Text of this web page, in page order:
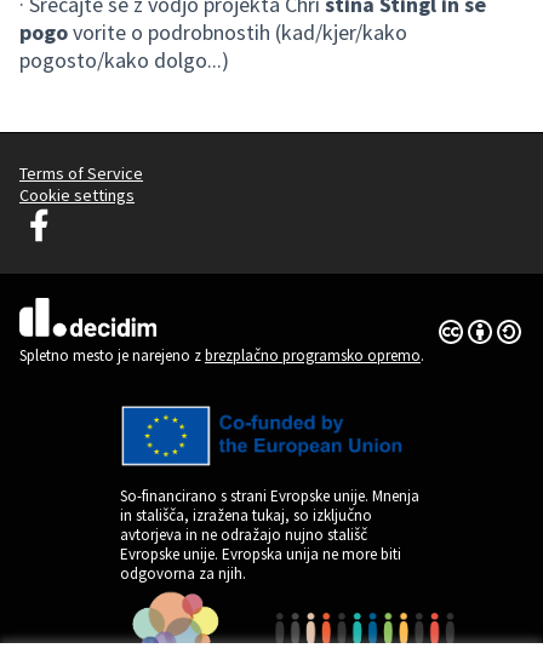
pogovorite o podrobnostih (kad/kjer/kako
pogosto/kako dolgo...)
Terms of Service
Cookie settings
Graz Gemeinsam Gestalten na Facebooku
(Zunanja povezava)
Spletno mesto je narejeno zbrezplačno programsko opremo.
Dovoljenja
(Zunanja
So-financirano s strani Evropske unije. Mnenja
in stališča, izražena tukaj, so izključno
avtorjeva in ne odražajo nujno stališč
Evropske unije. Evropska unija ne more biti
odgovorna za njih.